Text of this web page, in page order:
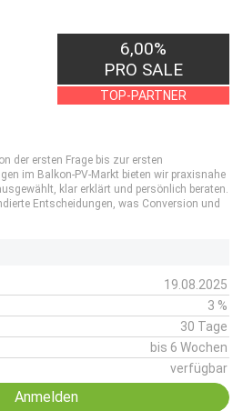
6,00%
PRO SALE
TOP-PARTNER
der ersten Frage bis zur ersten
im Balkon-PV-Markt bieten wir praxisnahe
klar erklärt und persönlich beraten.
Entscheidungen, was Conversion und
19.08.2025
3 %
30 Tage
bis 6 Wochen
verfügbar
Anmelden